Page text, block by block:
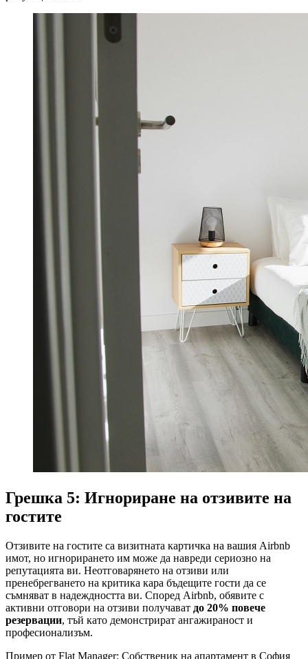
Грешка 5: Игнориране на отзивите на
гостите
Отзивите на гостите са визитната картичка на вашия Airbnb
имот, но игнорирането им може да навреди сериозно на
репутацията ви. Неотговарянето на отзиви или
пренебрегването на критика кара бъдещите гости да се
съмняват в надеждността ви. Според Airbnb, обявите с
активни отговори на отзиви получават до 20% повече
резервации, тъй като демонстрират ангажираност и
професионализъм.
Пример от Flat Manager: Собственик на апартамент в София